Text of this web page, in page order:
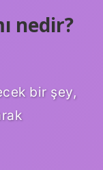
nedir?
bir şey,